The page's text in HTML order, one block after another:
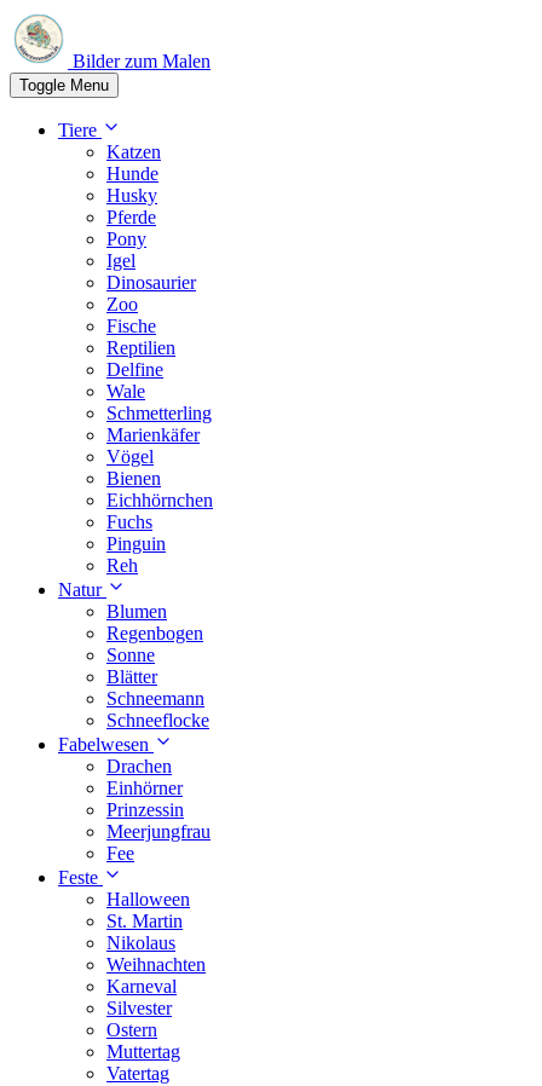
Bilder zum Malen
Toggle Menu
Tiere
Katzen
Hunde
Husky
Pferde
Pony
Igel
Dinosaurier
Zoo
Fische
Reptilien
Delfine
Wale
Schmetterling
Marienkäfer
Vögel
Bienen
Eichhörnchen
Fuchs
Pinguin
Reh
Natur
Blumen
Regenbogen
Sonne
Blätter
Schneemann
Schneeflocke
Fabelwesen
Drachen
Einhörner
Prinzessin
Meerjungfrau
Fee
Feste
Halloween
St. Martin
Nikolaus
Weihnachten
Karneval
Silvester
Ostern
Muttertag
Vatertag